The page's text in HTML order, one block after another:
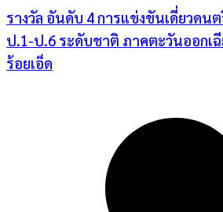
รางวัล อันดับ 4 การแข่งขันเดี่ยวดน
ป.1-ป.6 ระดับชาติ ภาคตะวันออกเ
ร้อยเอ็ด